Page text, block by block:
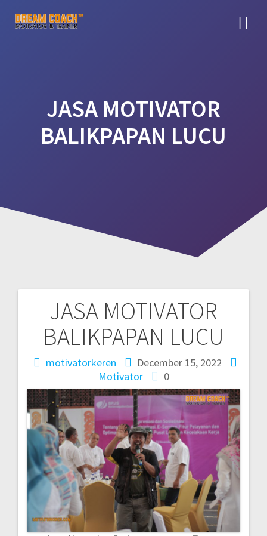
JASA MOTIVATOR
BALIKPAPAN LUCU
JASA MOTIVATOR
BALIKPAPAN LUCU
motivatorkeren
December 15, 2022
Motivator
0
Post
navigation